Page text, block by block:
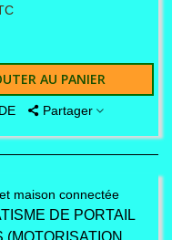
AU PANIER
Partager
maison connectée
DE PORTAIL
(MOTORISATION